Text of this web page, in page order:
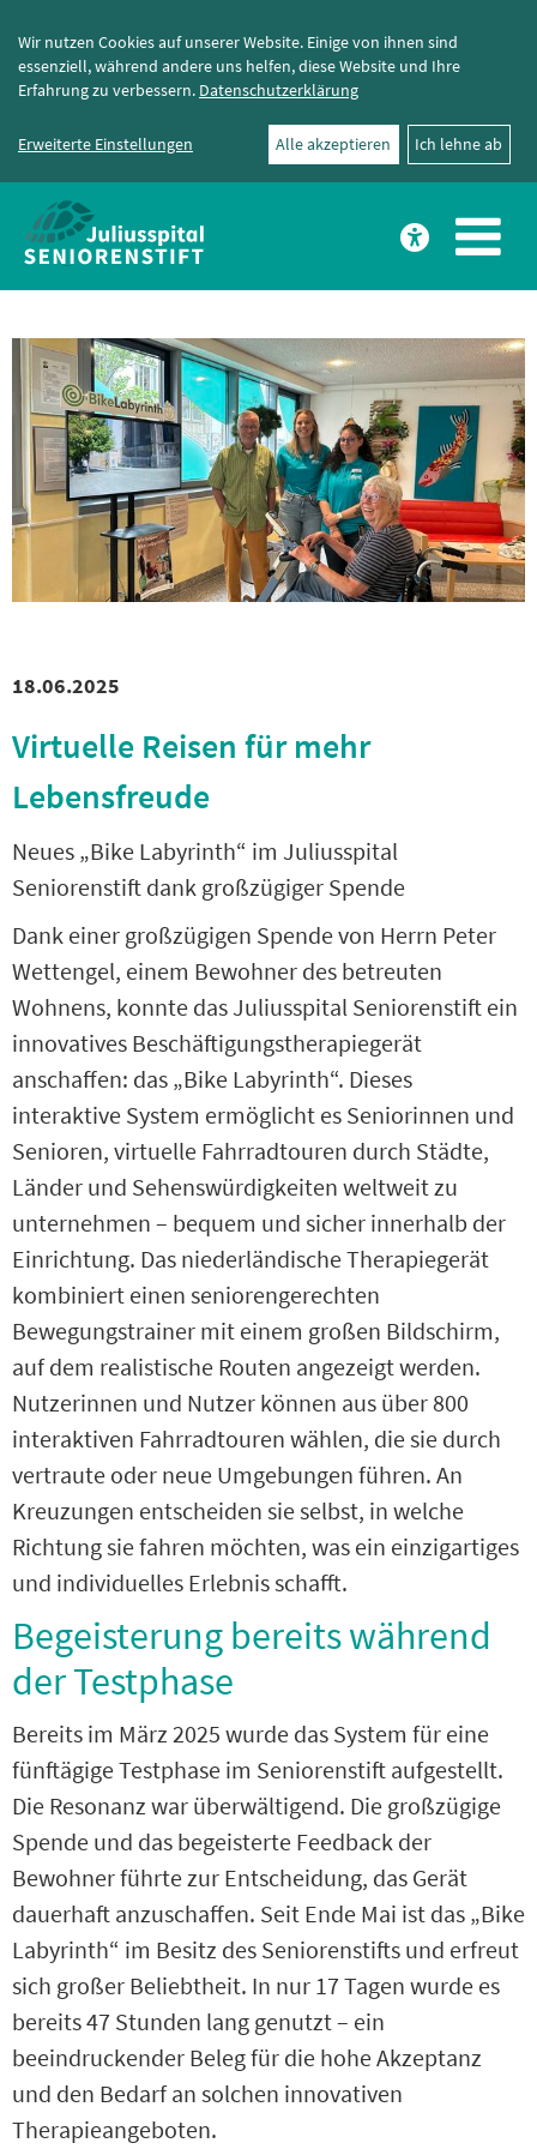
Wir nutzen Cookies auf unserer Website. Einige von ihnen sind
essenziell, während andere uns helfen, diese Website und Ihre
Erfahrung zu verbessern. Datenschutzerklärung
Erweiterte Einstellungen Ich lehne ab
Alle akzeptieren
18.06.2025
Virtuelle Reisen für mehr
Lebensfreude
Neues „Bike Labyrinth“ im Juliusspital
Seniorenstift dank großzügiger Spende
Dank einer großzügigen Spende von Herrn Peter
Wettengel, einem Bewohner des betreuten
Wohnens, konnte das Juliusspital Seniorenstift ein
innovatives Beschäftigungstherapiegerät
anschaffen: das „Bike Labyrinth“. Dieses
interaktive System ermöglicht es Seniorinnen und
Senioren, virtuelle Fahrradtouren durch Städte,
Länder und Sehenswürdigkeiten weltweit zu
unternehmen – bequem und sicher innerhalb der
Einrichtung. Das niederländische Therapiegerät
kombiniert einen seniorengerechten
Bewegungstrainer mit einem großen Bildschirm,
auf dem realistische Routen angezeigt werden.
Nutzerinnen und Nutzer können aus über 800
interaktiven Fahrradtouren wählen, die sie durch
vertraute oder neue Umgebungen führen. An
Kreuzungen entscheiden sie selbst, in welche
Richtung sie fahren möchten, was ein einzigartiges
und individuelles Erlebnis schafft.
Begeisterung bereits während
der Testphase
Bereits im März 2025 wurde das System für eine
fünftägige Testphase im Seniorenstift aufgestellt.
Die Resonanz war überwältigend. Die großzügige
Spende und das begeisterte Feedback der
Bewohner führte zur Entscheidung, das Gerät
dauerhaft anzuschaffen. Seit Ende Mai ist das „Bike
Labyrinth“ im Besitz des Seniorenstifts und erfreut
sich großer Beliebtheit. In nur 17 Tagen wurde es
bereits 47 Stunden lang genutzt – ein
beeindruckender Beleg für die hohe Akzeptanz
und den Bedarf an solchen innovativen
Therapieangeboten.